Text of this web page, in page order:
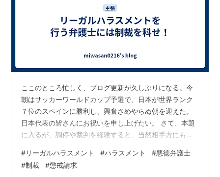
ここのところ忙しく、ブログ更新が久しぶりになる。今
朝はサッカーワールドカップ予選で、日本が世界ランク
７位のスペインに勝利し、興奮さめやらぬ朝を迎えた。
日本代表の皆さんにお祝いを申し上げたい。 さて、本題
に入るが、調停や裁判を経験すると、当然相手方にも弁
主張と考えるだが、その弁護士の性格もよく表れる。私
が抱える係争中の事件で、相手方の弁護士の態度は、木
#リーガルハラスメント #ハラスメント #悪徳弁護士
#制裁 #懲戒請求